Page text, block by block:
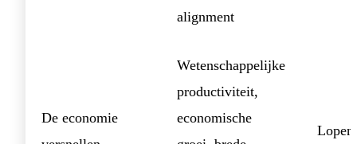
alignment
De economie
Wetenschappelijke
productiviteit,
economische